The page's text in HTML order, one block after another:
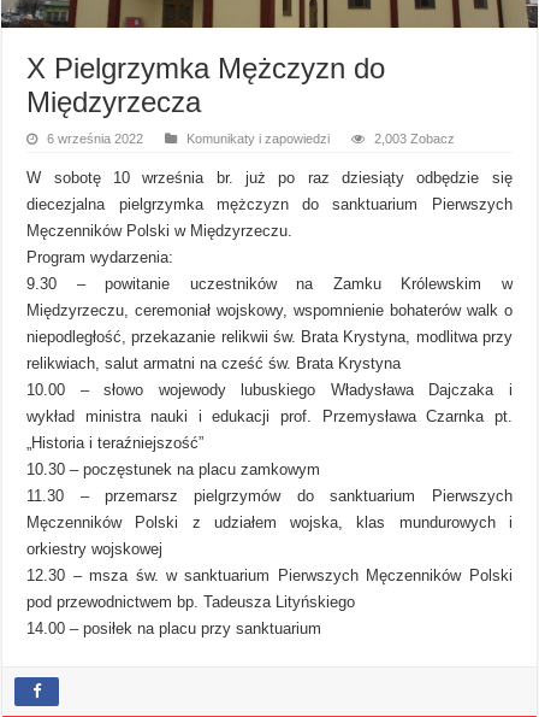
X Pielgrzymka Mężczyzn do
Międzyrzecza
6 września 2022 Komunikaty i zapowiedzi 2,003 Zobacz
W sobotę 10 września br. już po raz dziesiąty odbędzie się
diecezjalna pielgrzymka mężczyzn do sanktuarium Pierwszych
Męczenników Polski w Międzyrzeczu.
Program wydarzenia:
9.30 – powitanie uczestników na Zamku Królewskim w
Międzyrzeczu, ceremoniał wojskowy, wspomnienie bohaterów walk o
niepodległość, przekazanie relikwii św. Brata Krystyna, modlitwa przy
relikwiach, salut armatni na cześć św. Brata Krystyna
10.00 – słowo wojewody lubuskiego Władysława Dajczaka i
wykład ministra nauki i edukacji prof. Przemysława Czarnka pt.
„Historia i teraźniejszość”
10.30 – poczęstunek na placu zamkowym
11.30 – przemarsz pielgrzymów do sanktuarium Pierwszych
Męczenników Polski z udziałem wojska, klas mundurowych i
orkiestry wojskowej
12.30 – msza św. w sanktuarium Pierwszych Męczenników Polski
pod przewodnictwem bp. Tadeusza Lityńskiego
14.00 – posiłek na placu przy sanktuarium